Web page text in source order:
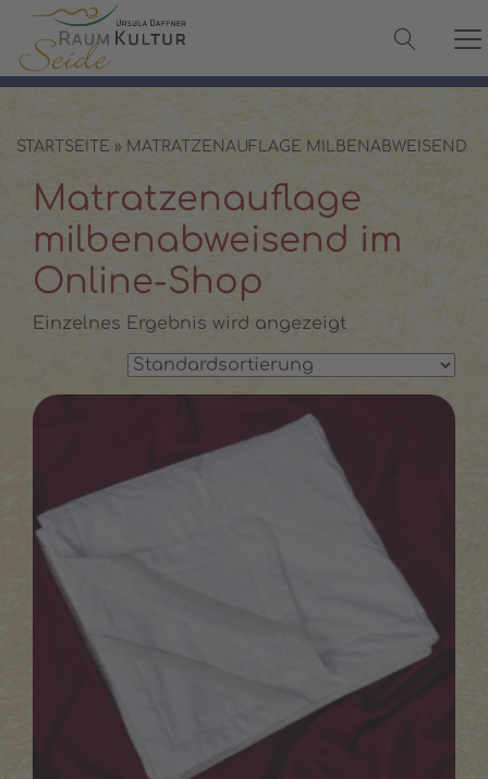
✓ 100 % Maulbeerseide
✓ Versand in 2–3 Werktagen
✓ Persönliche Beratung:
STARTSEITE » MATRATZENAUFLAGE MILBENABWEISEND
Matratzenauflage
milbenabweisend im
Online-Shop
Einzelnes Ergebnis wird angezeigt